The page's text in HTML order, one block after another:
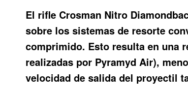
El rifle Crosman Nitro
sobre los sistemas de resorte
comprimido. Esto resulta en una
realizadas por Pyramyd Air),
velocidad de salida del proyectil